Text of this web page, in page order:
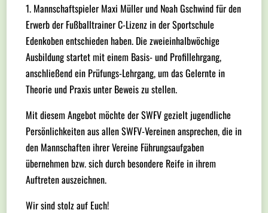
1. Mannschaftspieler Maxi Müller und Noah Gschwind für den
Erwerb der Fußballtrainer C-Lizenz in der Sportschule
Edenkoben entschieden haben. Die zweieinhalbwöchige
Ausbildung startet mit einem Basis- und Profillehrgang,
anschließend ein Prüfungs-Lehrgang, um das Gelernte in
Theorie und Praxis unter Beweis zu stellen.
Mit diesem Angebot möchte der SWFV gezielt jugendliche
Persönlichkeiten aus allen SWFV-Vereinen ansprechen, die in
den Mannschaften ihrer Vereine Führungsaufgaben
übernehmen bzw. sich durch besondere Reife in ihrem
Auftreten auszeichnen.
Wir sind stolz auf Euch!